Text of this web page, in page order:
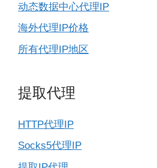
动态数据中心代理IP
海外代理IP价格
所有代理IP地区
提取代理
HTTP代理IP
Socks5代理IP